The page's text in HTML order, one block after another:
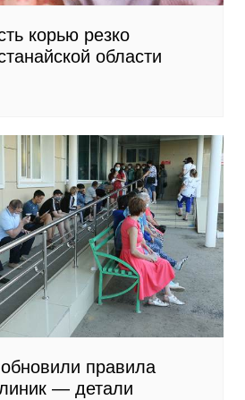
корью резко
области
правила
— детали